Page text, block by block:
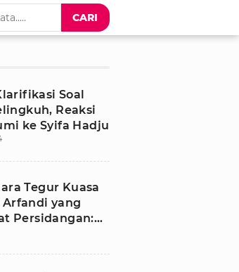
CARI
Soal
Reaksi
ke Syifa Hadju
Tegur Kuasa
yang
Persidangan: